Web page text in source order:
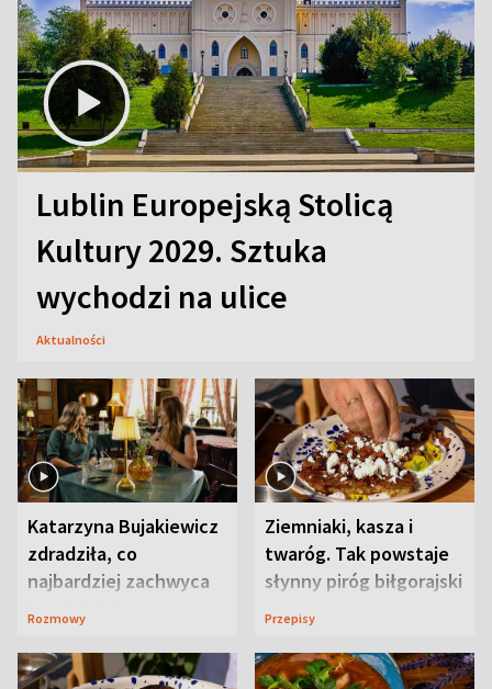
Lublin Europejską Stolicą
Kultury 2029. Sztuka
wychodzi na ulice
Aktualności
Katarzyna Bujakiewicz
zdradziła, co
najbardziej zachwyca
ją w Lublinie
Rozmowy
Ziemniaki, kasza i
twaróg. Tak powstaje
słynny piróg biłgorajski
Przepisy